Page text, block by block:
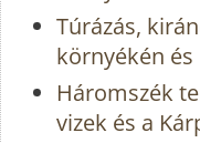
Túrázás,
környékén
Háromszék
vizek és a